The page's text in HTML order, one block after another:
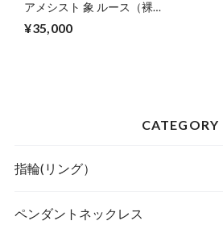
アメシスト 象 ルース（裸
¥35,000
CATEGORY
指輪(リング）
ペンダントネックレス